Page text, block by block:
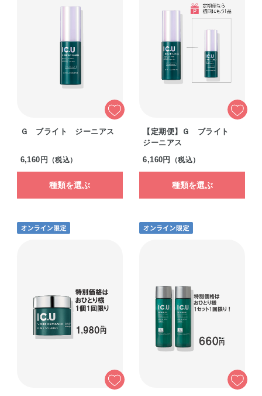
Ｇ ブライト ジーニアス
6,160円 （税込）
種類を選ぶ
【定期便】Ｇ ブライト
ジーニアス
6,160円
（税込）
種類を選ぶ